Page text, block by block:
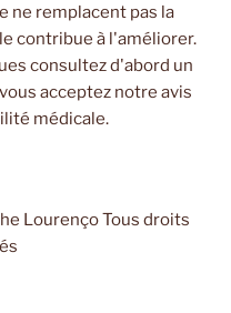
ne remplacent pas la
contribue à l'améliorer.
consultez d'abord un
acceptez notre avis
médicale.
Lourenço Tous droits